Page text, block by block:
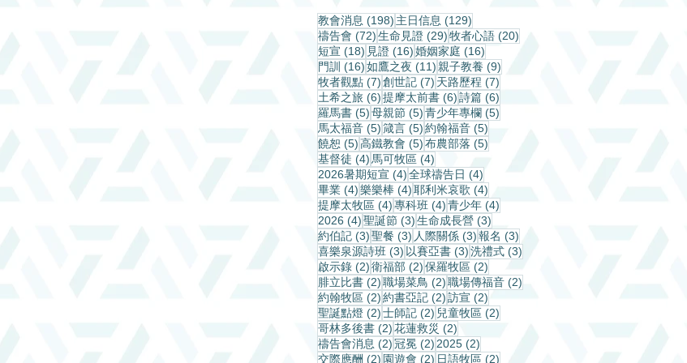
教會消息 (198) 198 篇文章
主日信息 (129)
禱告會 (72)72 篇文章
生命見證 (29)29 篇文章
牧者心語 (20)
短宣 (18) 18 篇文章
見證 (16)16 篇文章
婚姻家庭 (16)
門訓 (16)16 篇文章
如鷹之夜 (11)11 篇文章
親子教養 (9)
牧者觀點 (7)7 篇文章
創世記 (7) 7 篇文章
天路歷程 (7)
土希之旅 (6)6 篇文章
提摩太前書 (6)6 篇文章
詩篇 (6)
羅馬書 (5)5 篇文章
母親節 (5)5 篇文章
青少年專欄 (5)
馬太福音 (5)5 篇文章
箴言 (5)5 篇文章
約翰福音 (5)
饒恕 (5)5 篇文章
高鐵教會 (5)5 篇文章
布農部落 (5)
基督徒 (4) 4 篇文章
馬可牧區 (4)
2026暑期短宣 (4)4 篇文章
全球禱告日 (4)
畢業 (4)4 篇文章
樂樂棒 (4)4 篇文章
耶利米哀歌 (4)
提摩太牧區 (4)4 篇文章
專科班 (4)4 篇文章
青少年 (4)
2026 (4)4 篇文章
聖誕節 (3)3 篇文章
生命成長營 (3)
約伯記 (3)3 篇文章
聖餐 (3) 3 篇文章
人際關係 (3)3 篇文章
報名 (3)
喜樂泉源詩班 (3) 3 篇文章
以賽亞書 (3)3 篇文章
洗禮式 (3)
啟示錄 (2)2 篇文章
衛福部 (2)2 篇文章
保羅牧區 (2)
腓立比書 (2)2 篇文章
職場菜鳥 (2)2 篇文章
職場傳福音 (2)
約翰牧區 (2)2 篇文章
約書亞記 (2)2 篇文章
訪宣 (2)
聖誕點燈 (2)2 篇文章
士師記 (2) 2 篇文章
兒童牧區 (2)
哥林多後書 (2)2 篇文章
花蓮救災 (2)
禱告會消息 (2)2 篇文章
冠冕 (2) 2 篇文章
2025 (2)
交際應酬 (2) 2 篇文章
園遊會 (2) 2 篇文章
日語牧區 (2)